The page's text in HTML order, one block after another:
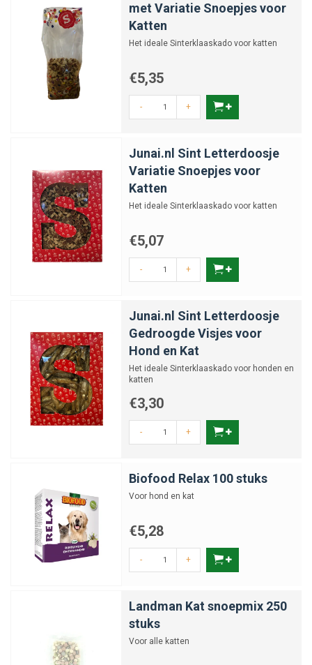
met Variatie Snoepjes voor
Katten
Het ideale Sinterklaaskado voor katten
€5,35
- +
Junai.nl Sint Letterdoosje
Variatie Snoepjes voor
Katten
Het ideale Sinterklaaskado voor katten
€5,07
- +
Junai.nl Sint Letterdoosje
Gedroogde Visjes voor
Hond en Kat
Het ideale Sinterklaaskado voor honden en
katten
€3,30
- +
Biofood Relax 100 stuks
Voor hond en kat
€5,28
- +
Landman Kat snoepmix 250
stuks
Voor alle katten